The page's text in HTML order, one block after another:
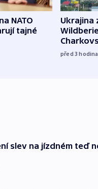
NATO
tajné
Ukrajina
před 3
slev na jízdném teď